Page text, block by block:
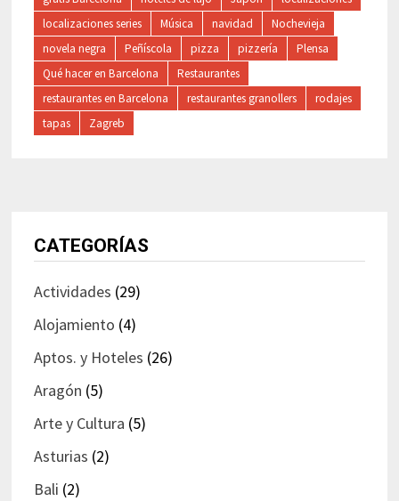
localizaciones series
Música navidad
Nochevieja
novela negra
Peñíscola pizza pizzería
Plensa
Qué hacer en Barcelona
Restaurantes
restaurantes en Barcelona
restaurantes granollers
rodajes
tapas
Zagreb
CATEGORÍAS
Actividades (29)
Alojamiento (4)
Aptos. y Hoteles (26)
Aragón (5)
Arte y Cultura (5)
Asturias (2)
Bali (2)